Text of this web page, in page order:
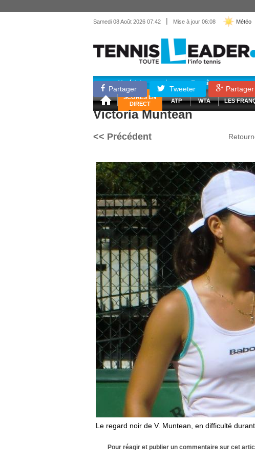
Samedi 08 Août 2026 07:42 | Mise à jour 06:08 Météo
Matériel Entraînement
SCORES EN
DIRECT
ATP WTA LES
Partager Tweeter Partager
Victoria Muntean
<< Précédent
Le regard noir de V. Muntean, en difficulté
Pour réagir et publier un commentaire sur cet